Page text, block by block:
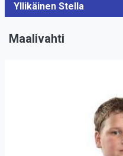
Yllikäinen Stella
Maalivahti